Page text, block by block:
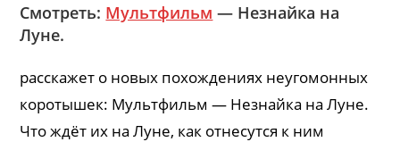
Смотреть: Мультфильм — Незнайка на
Луне.
расскажет о новых похождениях неугомонных
коротышек: Мультфильм — Незнайка на Луне.
Что ждёт их на Луне, как отнесутся к ним